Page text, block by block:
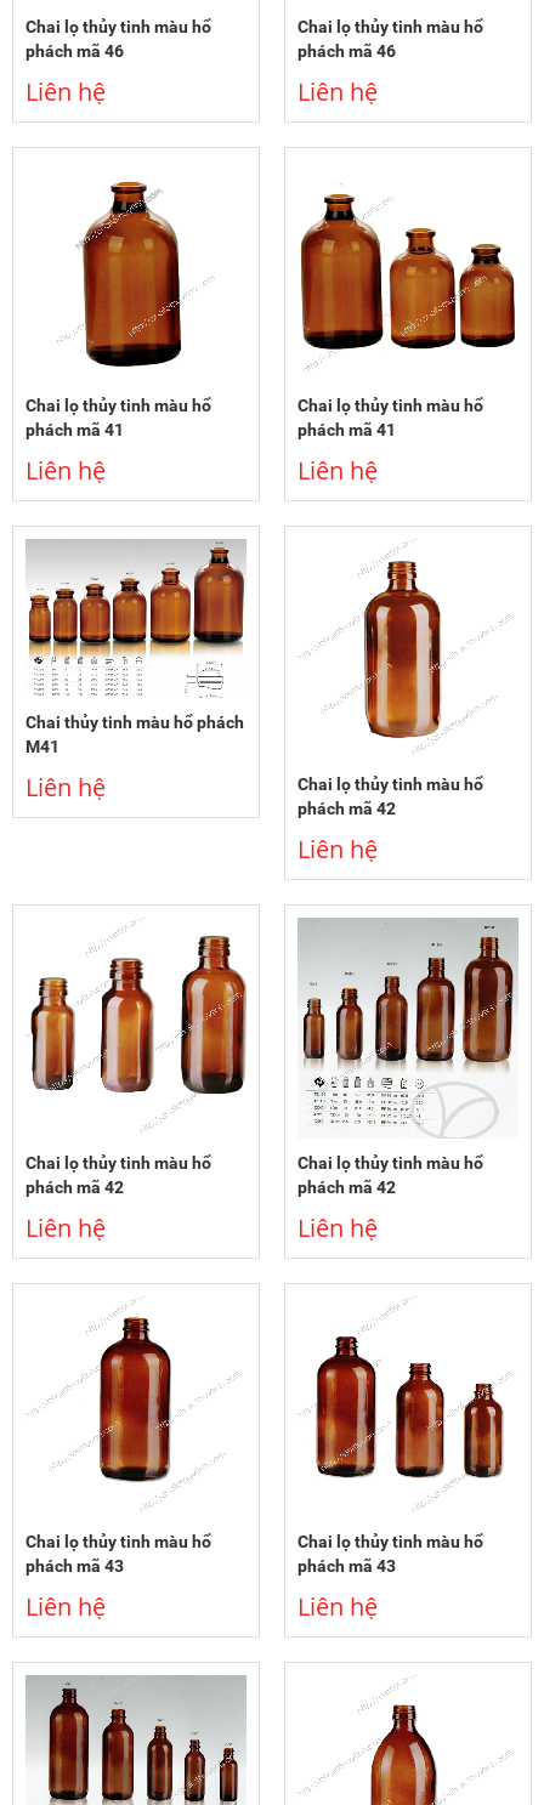
Chai lọ thủy tinh màu hổ
phách mã 46
Liên hệ
Chai lọ thủy tinh màu hổ
phách mã 46
Liên hệ
Chai lọ thủy tinh màu hổ
phách mã 41
Liên hệ
Chai lọ thủy tinh màu hổ
phách mã 41
Liên hệ
Chai thủy tinh màu hổ phách
M41
Liên hệ
Chai lọ thủy tinh màu hổ
phách mã 42
Liên hệ
Chai lọ thủy tinh màu hổ
phách mã 42
Liên hệ
Chai lọ thủy tinh màu hổ
phách mã 42
Liên hệ
Chai lọ thủy tinh màu hổ
phách mã 43
Liên hệ
Chai lọ thủy tinh màu hổ
phách mã 43
Liên hệ